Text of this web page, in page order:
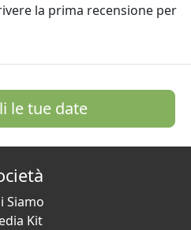
la prima recensione per
le tue date
Siamo
Kit